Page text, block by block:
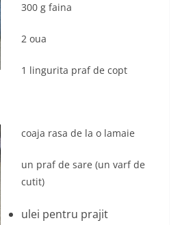
300 g faina
2 oua
1 lingurita praf de copt
coaja rasa de la o lamaie
un praf de sare (un varf de
cutit)
ulei pentru prajit